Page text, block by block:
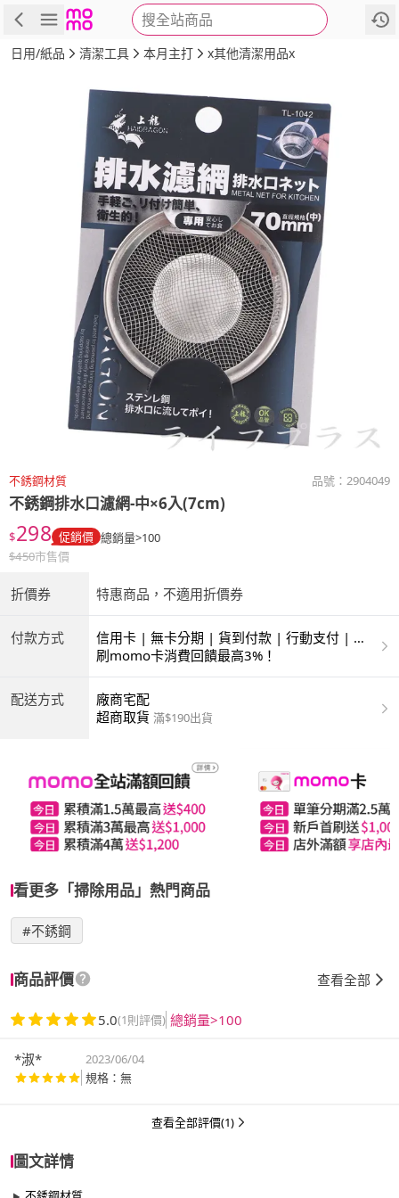
搜全站商品
商品 評價 詳情
日用/紙品 清潔工具 本月主打 x其他清潔用品x
不銹鋼材質 品號： 2904049
不銹鋼排水口濾網-中×6入(7cm)
$298 促銷價 總銷量>100
$450市售價
折價券 特惠商品，不適用折價券
付款方式
信用卡 | 無卡分期 | 貨到付款 | 行動支付 | 超
商付款 | ATM | 銀聯卡
刷momo卡消費回饋最高3%！
配送方式
廠商宅配
超商取貨 滿$190出貨
看更多「掃除用品」熱門商品
#不銹鋼
商品評價 查看全部
5.0(1則評價) 總銷量>100
*淑*
2023/06/04
規格：無
查看全部評價(1)
圖文詳情